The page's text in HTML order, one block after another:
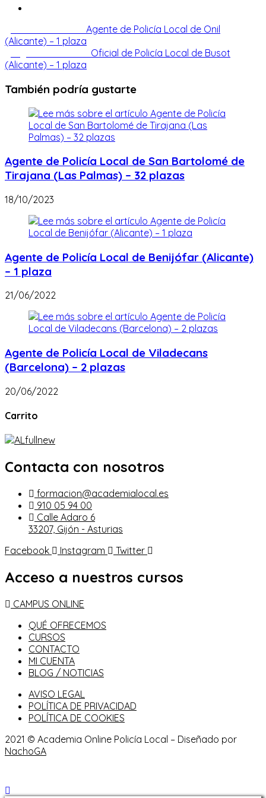
Leer
más
artículos
Agente de Policía Local de Onil
(Alicante) – 1 plaza
Oficial de Policía Local de Busot
(Alicante) – 1 plaza
También podría gustarte
Agente de Policía Local de San Bartolomé de
Tirajana (Las Palmas) – 32 plazas
18/10/2023
Agente de Policía Local de Benijófar (Alicante)
– 1 plaza
21/06/2022
Agente de Policía Local de Viladecans
(Barcelona) – 2 plazas
20/06/2022
Carrito
Contacta con nosotros
formacion@academialocal.es
910 05 94 00
Calle Adaro 6
33207, Gijón - Asturias
Facebook
Instagram Twitter
Acceso a nuestros cursos
CAMPUS ONLINE
QUÉ OFRECEMOS
CURSOS
CONTACTO
MI CUENTA
BLOG / NOTICIAS
AVISO LEGAL
POLÍTICA DE PRIVACIDAD
POLÍTICA DE COOKIES
2021 © Academia Online Policía Local – Diseñado por
NachoGA